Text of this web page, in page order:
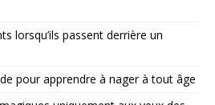
lorsqu’ils passent derrière un
pour apprendre à nager à tout âge